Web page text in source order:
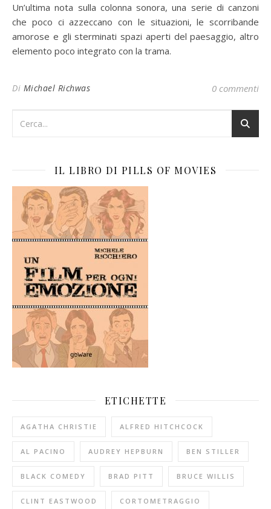
Un’ultima nota sulla colonna sonora, una serie di canzoni
che poco ci azzeccano con le situazioni, le scorribande
amorose e gli sterminati spazi aperti del paesaggio, altro
elemento poco integrato con la trama.
Di Michael Richwas 0 commenti
IL LIBRO DI PILLS OF MOVIES
ETICHETTE
AGATHA CHRISTIE ALFRED HITCHCOCK
AL PACINO AUDREY HEPBURN BEN STILLER
BLACK COMEDY BRAD PITT BRUCE WILLIS
CLINT EASTWOOD CORTOMETRAGGIO